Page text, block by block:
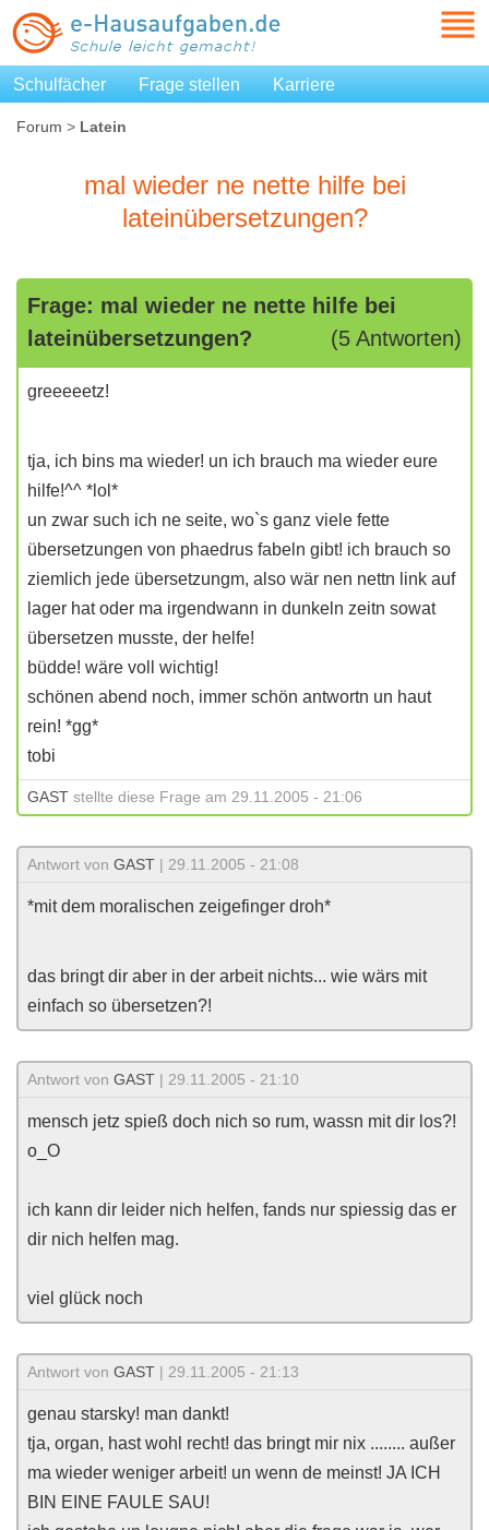
Schulfächer Frage stellen Karriere
Forum > Latein
mal wieder ne nette hilfe bei
lateinübersetzungen?
Frage: mal wieder ne nette hilfe bei
lateinübersetzungen?
(5 Antworten)
greeeeetz!
tja, ich bins ma wieder! un ich brauch ma wieder eure
hilfe!^^ *lol*
un zwar such ich ne seite, wo`s ganz viele fette
übersetzungen von phaedrus fabeln gibt! ich brauch so
ziemlich jede übersetzungm, also wär nen nettn link auf
lager hat oder ma irgendwann in dunkeln zeitn sowat
übersetzen musste, der helfe!
büdde! wäre voll wichtig!
schönen abend noch, immer schön antwortn un haut
rein! *gg*
tobi
GAST stellte diese Frage am 29.11.2005 - 21:06
Antwort von GAST | 29.11.2005 - 21:08
*mit dem moralischen zeigefinger droh*
das bringt dir aber in der arbeit nichts... wie wärs mit
einfach so übersetzen?!
Antwort von GAST | 29.11.2005 - 21:10
mensch jetz spieß doch nich so rum, wassn mit dir los?!
o_O
ich kann dir leider nich helfen, fands nur spiessig das er
dir nich helfen mag.
viel glück noch
Antwort von GAST | 29.11.2005 - 21:13
genau starsky! man dankt!
tja, organ, hast wohl recht! das bringt mir nix ........ außer
ma wieder weniger arbeit! un wenn de meinst! JA ICH
BIN EINE FAULE SAU!